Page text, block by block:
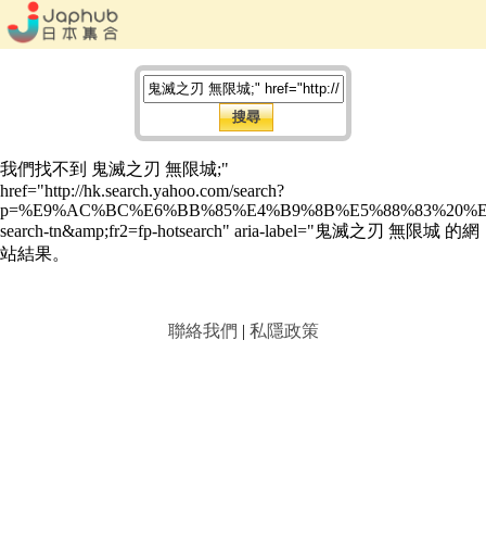
我們找不到 鬼滅之刃 無限城;"
href="http://hk.search.yahoo.com/search?
search-tn&amp;fr2=fp-hotsearch" aria-label="鬼滅之刃 無限城 的網
站結果。
聯絡我們 | 私隱政策